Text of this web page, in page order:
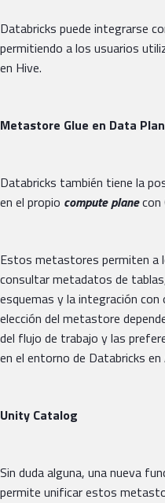
Databricks puede integrarse
permitiendo a los usuarios
en Hive.
Metastore Glue en Data
Databricks también tiene la
en el propio compute planecon
Estos metastores permiten a
consultar metadatos de
esquemas y la integración
elección del metastore
del flujo de trabajo y las
en el entorno de Databricks en
Unity Catalog
Sin duda alguna, una nueva
permite unificar estos